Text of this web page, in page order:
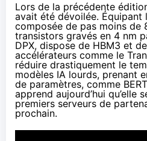
Lors de la précédente
avait été dévoilée. Équipant
composée de pas moins de
transistors gravés en 4 nm
DPX, dispose de HBM3 et
accélérateurs comme le
réduire drastiquement le
modèles IA lourds, prenant
de paramètres, comme
apprend aujourd’hui qu’elle
premiers serveurs de
prochain.